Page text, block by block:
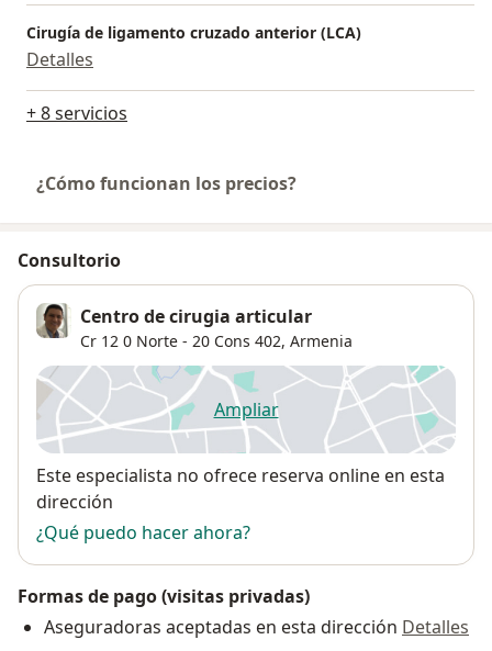
Cirugía de ligamento cruzado anterior (LCA)
Detalles
+ 8 servicios
¿Cómo funcionan los precios?
Consultorio
Centro de cirugia articular
Cr 12 0 Norte - 20 Cons 402, Armenia
Ampliarse abre en una nueva
Disponibilidad
Este especialista no ofrece reserva online en esta
dirección
¿Qué puedo hacer ahora?
Formas de pago (visitas privadas)
Aseguradoras aceptadas en esta dirección Detalles